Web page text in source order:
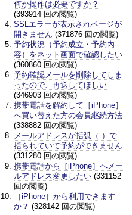
何か操作は必要ですか？
(393914 回の閲覧)
SSLエラーが表示されページが
開きません (371876 回の閲覧)
予約状況（予約成立・予約内
容）をネット画面で確認したい
(360860 回の閲覧)
予約確認メールを削除してしま
ったので、再送してほしい
(346903 回の閲覧)
携帯電話を解約して［iPhone］
へ買い替えた方の会員継続方法
(338882 回の閲覧)
メールアドレスが括弧（ ）で
括られていて予約ができません
(331280 回の閲覧)
携帯電話から［iPhone］へメー
ルアドレス変更したい (331152
回の閲覧)
［iPhone］から利用できます
か？ (328142 回の閲覧)